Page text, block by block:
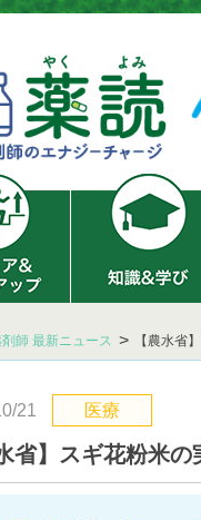
師 最新ニュース 【農水省
21 医療
省】スギ花粉米